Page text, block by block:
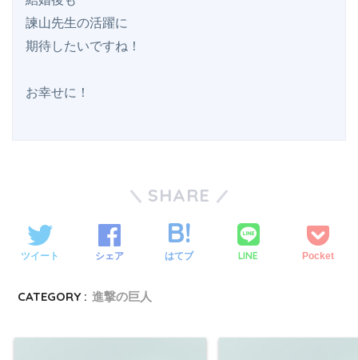
諫山先生の活躍に
期待したいですね！
SHARE
ツイート シェア はてブ LINE Pocket
CATEGORY : 進撃の巨人